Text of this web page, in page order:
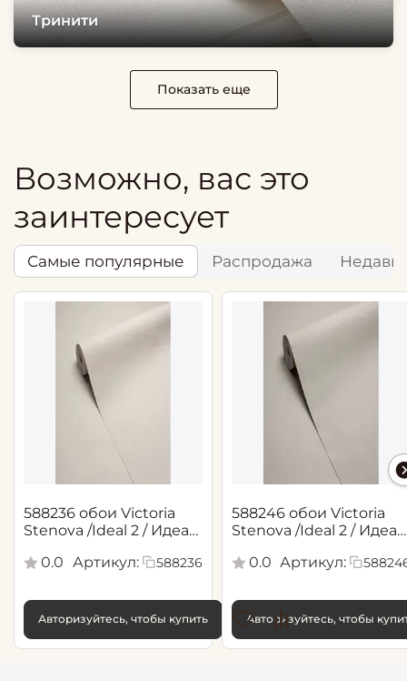
Тринити
Показать еще
Возможно, вас это
заинтересует
Самые популярные Распродажа
588236 обои Victoria
Stenova /Ideal 2 / Идеал
0.0 Артикул: 588236
Авторизуйтесь, чтобы купить
588246 обои Victoria
Stenova /Ideal 2 / Идеал
0.0 Артикул:
Авторизуйтесь, чтобы